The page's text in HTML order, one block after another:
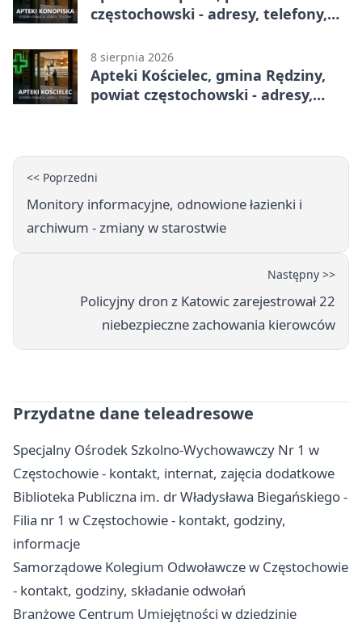
częstochowski - adresy, telefony,
8 sierpnia 2026
Apteki Kościelec, gmina Rędziny,
powiat częstochowski - adresy,
<< Poprzedni
Monitory informacyjne, odnowione łazienki i
archiwum - zmiany w starostwie
Następny >>
Policyjny dron z Katowic zarejestrował 22
niebezpieczne zachowania kierowców
Przydatne dane teleadresowe
Specjalny Ośrodek Szkolno-Wychowawczy Nr 1 w
Częstochowie - kontakt, internat, zajęcia dodatkowe
Biblioteka Publiczna im. dr Władysława Biegańskiego -
Filia nr 1 w Częstochowie - kontakt, godziny,
informacje
Samorządowe Kolegium Odwoławcze w Częstochowie
- kontakt, godziny, składanie odwołań
Branżowe Centrum Umiejętności w dziedzinie